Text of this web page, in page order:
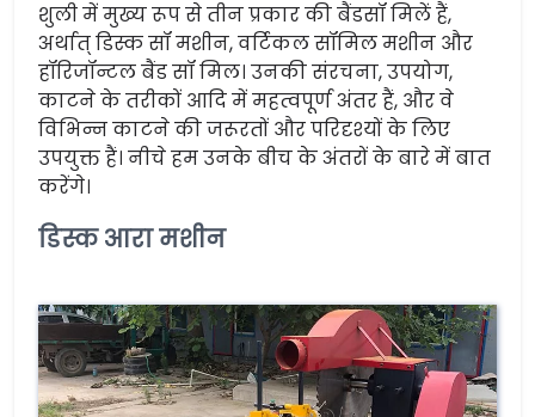
शुली में मुख्य रूप से तीन प्रकार की बैंडसॉ मिलें हैं,
अर्थात् डिस्क सॉ मशीन, वर्टिकल सॉमिल मशीन और
हॉरिजॉन्टल बैंड सॉ मिल। उनकी संरचना, उपयोग,
काटने के तरीकों आदि में महत्वपूर्ण अंतर हैं, और वे
विभिन्न काटने की जरूरतों और परिदृश्यों के लिए
उपयुक्त हैं। नीचे हम उनके बीच के अंतरों के बारे में बात
करेंगे।
डिस्क आरा मशीन